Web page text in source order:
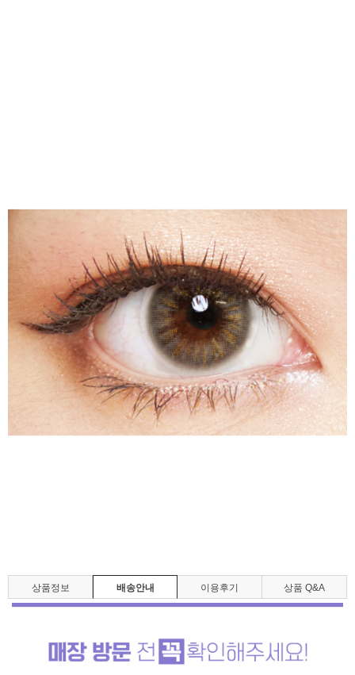
상품정보 배송안내 이용후기 상품 Q&A